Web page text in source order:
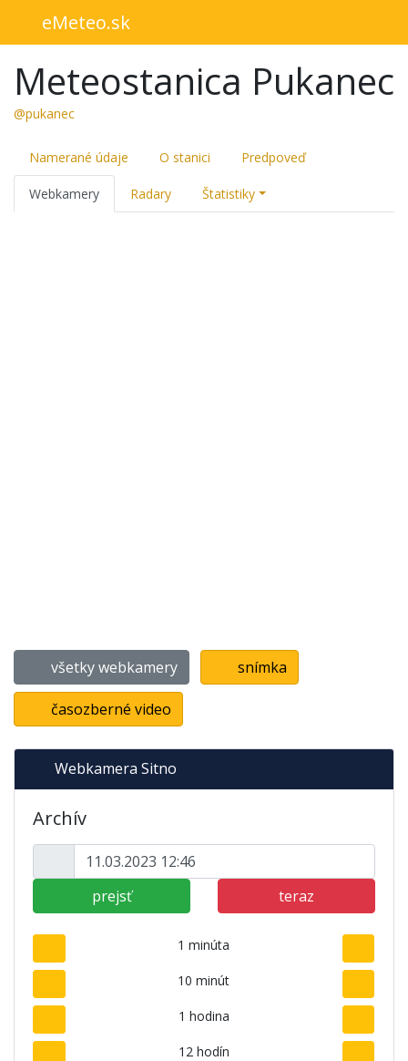
eMeteo.sk
Meteostanica Pukanec
@pukanec
Namerané údaje O stanici Predpoveď
Webkamery Radary Štatistiky
všetky webkamery snímka
časozberné video
Webkamera Sitno
Archív
prejsť teraz
1 minúta
10 minút
1 hodina
12 hodín